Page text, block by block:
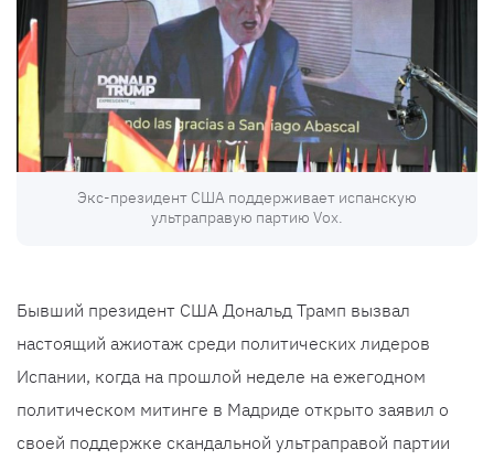
Экс-президент США поддерживает испанскую
ультраправую партию Vox.
Бывший президент США Дональд Трамп вызвал
настоящий ажиотаж среди политических лидеров
Испании, когда на прошлой неделе на ежегодном
политическом митинге в Мадриде открыто заявил о
своей поддержке скандальной ультраправой партии